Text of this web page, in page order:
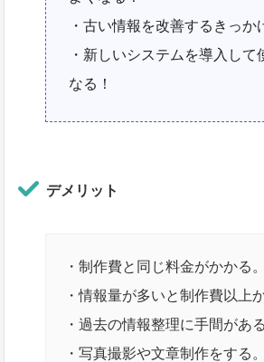
・古い情報を改善するきっか
・新しいシステムを導入して
なる！
デメリット
・制作費と同じ料金がかかる。
・情報量が多いと制作費以上
・過去の情報整理に手間がある
・写真撮影や文章制作をする。